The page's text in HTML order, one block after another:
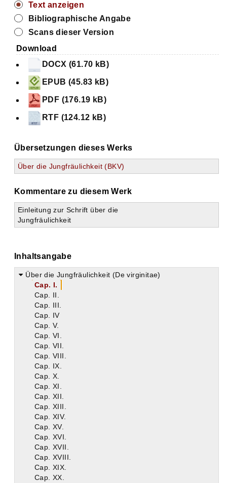
Text anzeigen
Bibliographische Angabe
Scans dieser Version
Download
DOCX (61.70 kB)
EPUB (45.83 kB)
PDF (176.19 kB)
RTF (124.12 kB)
Übersetzungen dieses Werks
Über die Jungfräulichkeit (BKV)
Kommentare zu diesem Werk
Einleitung zur Schrift über die
Jungfräulichkeit
Inhaltsangabe
Über die Jungfräulichkeit (De virginitae)
Cap. I.
Cap. II.
Cap. III.
Cap. IV
Cap. V.
Cap. VI.
Cap. VII.
Cap. VIII.
Cap. IX.
Cap. X.
Cap. XI.
Cap. XII.
Cap. XIII.
Cap. XIV.
Cap. XV.
Cap. XVI.
Cap. XVII.
Cap. XVIII.
Cap. XIX.
Cap. XX.